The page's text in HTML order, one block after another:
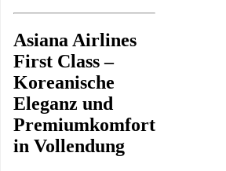
Asiana Airlines
First Class –
Koreanische
Eleganz und
Premiumkomfort
in Vollendung